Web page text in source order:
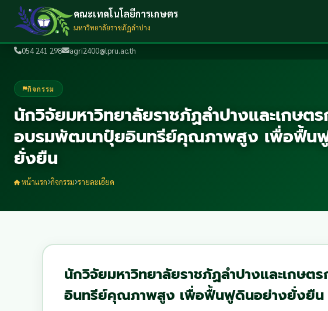
054 241 298 agri2400@lpru.ac.th
คณะเทคโนโลยีการเกษตร
มหาวิทยาลัยราชภัฏลำปาง
กิจกรรม
นักวิจัยมหาวิทยาลัยราชภัฏลำปางและเกษต
อบรมพัฒนาปุ๋ยอินทรีย์คุณภาพสูง เพื่อฟื้น
ยั่งยืน
หน้าแรก กิจกรรม รายละเอียด
นักวิจัยมหาวิทยาลัยราชภัฏลำปางและเกษ
อินทรีย์คุณภาพสูง เพื่อฟื้นฟูดินอย่างยั่งยืน